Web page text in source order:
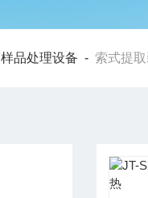
样品处理设备 - 索式提